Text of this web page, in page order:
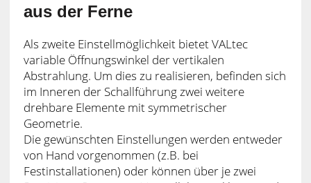
aus der Ferne
Als zweite Einstellmöglichkeit bietet VALtec
variable Öffnungswinkel der vertikalen
Abstrahlung. Um dies zu realisieren, befinden sich
im Inneren der Schallführung zwei weitere
drehbare Elemente mit symmetrischer
Geometrie.
Die gewünschten Einstellungen werden entweder
von Hand vorgenommen (z.B. bei
Festinstallationen) oder können über je zwei